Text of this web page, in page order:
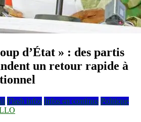
d’État » : des partis
un retour rapide à
Flash infos Infos en continus Politique